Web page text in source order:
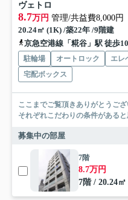
ヴェトロ
8.7万円 管理/共益費8,000円
20.24㎡ (1K) /築22年 /9階建
京急空港線「糀谷」駅 徒歩
駐輪場 オートロック エレ
宅配ボックス
ここまでご覧頂きありがとうございます。 お部屋探しの
それぞれこだわりの条件がある
募集中の部屋
7階
8.7万円
7階 / 20.24